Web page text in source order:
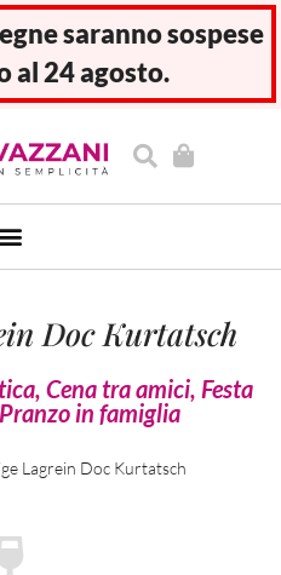
saranno sospese
al 24 agosto.
Doc Kurtatsch
, Cena tra amici, Festa
Pranzo in famiglia
Lagrein Doc Kurtatsch